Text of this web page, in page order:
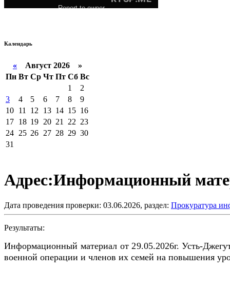
Календарь
« Август 2026 »
Пн Вт Ср Чт Пт Сб Вс
1
2
3
4 5 6 7 8
9
10 11 12 13 14 15 16
17 18 19 20 21 22 23
24 25 26 27 28 29 30
31
Адрес:Информационный
Дата проведения проверки: 03.06.2026, раздел: Прокуратура
Результаты:
Информационный материал от 29.05.2026г. Усть-
военной операции и членов их семей на повышения